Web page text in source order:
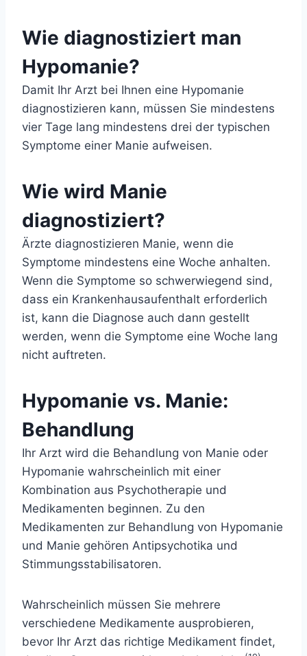
Wie diagnostiziert man
Hypomanie?
Damit Ihr Arzt bei Ihnen eine Hypomanie
diagnostizieren kann, müssen Sie mindestens
vier Tage lang mindestens drei der typischen
Symptome einer Manie aufweisen.
Wie wird Manie
diagnostiziert?
Ärzte diagnostizieren Manie, wenn die
Symptome mindestens eine Woche anhalten.
Wenn die Symptome so schwerwiegend sind,
dass ein Krankenhausaufenthalt erforderlich
ist, kann die Diagnose auch dann gestellt
werden, wenn die Symptome eine Woche lang
nicht auftreten.
Hypomanie vs. Manie:
Behandlung
Ihr Arzt wird die Behandlung von Manie oder
Hypomanie wahrscheinlich mit einer
Kombination aus Psychotherapie und
Medikamenten beginnen. Zu den
Medikamenten zur Behandlung von Hypomanie
und Manie gehören Antipsychotika und
Stimmungsstabilisatoren.
Wahrscheinlich müssen Sie mehrere
verschiedene Medikamente ausprobieren,
bevor Ihr Arzt das richtige Medikament findet,